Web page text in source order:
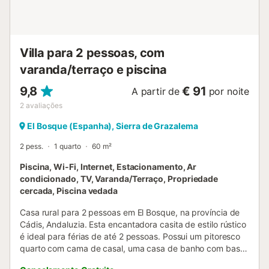
m jardim gramado com árvores e móveis de jardim com
espreguiçadeiras terraço coberto churrasqueira chuveiro
externo área de estar externa e área de refeições externas
Villa para 2 pessoas, com
varanda/terraço e piscina
9,8
2 avaliações
A partir de € 91 por noite
El Bosque (Espanha), Sierra de Grazalema
2 pess. 1 quarto 60 m²
Piscina, Wi-Fi, Internet, Estacionamento, Ar
condicionado, TV, Varanda/Terraço, Propriedade
cercada, Piscina vedada
Casa rural para 2 pessoas em El Bosque, na província de
Cádis, Andaluzia. Esta encantadora casita de estilo rústico
é ideal para férias de até 2 pessoas. Possui um pitoresco
quarto com cama de casal, uma casa de banho com base